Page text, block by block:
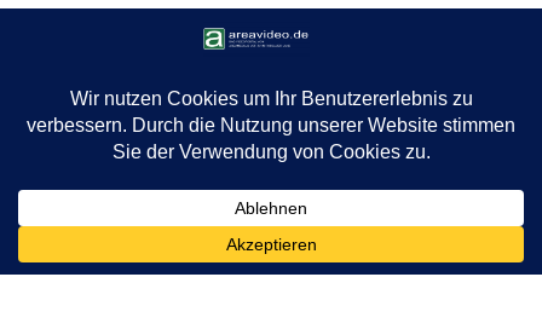
COPYRIGHT © 2026 THOMAS M. HILL
AREAMEDIA · VIDEO CONTENT